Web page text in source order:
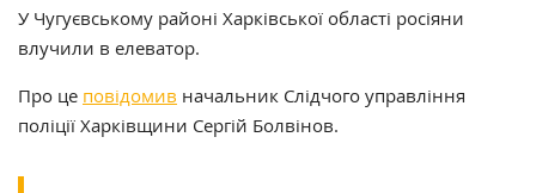
У Чугуєвському районі Харківської області росіяни
влучили в елеватор.
Про це повідомив начальник Слідчого управління
поліції Харківщини Сергій Болвінов.